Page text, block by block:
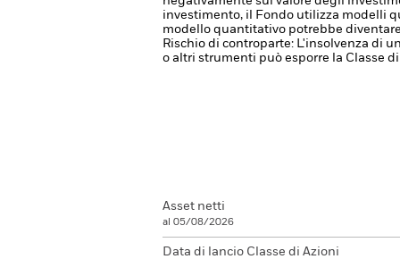
investimento, il Fondo utilizza modelli
modello quantitativo potrebbe
Rischio di controparte: L'insolvenza di
o altri strumenti può esporre la Classe
Asset netti
al 05/08/2026
Data di lancio Classe di Azioni